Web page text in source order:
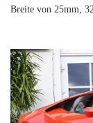
Breite von 25mm,